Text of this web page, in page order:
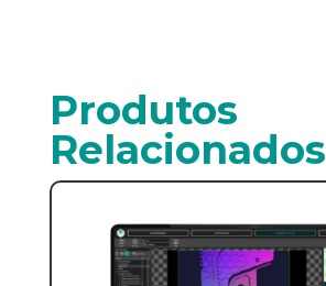
Produtos
Relacionados